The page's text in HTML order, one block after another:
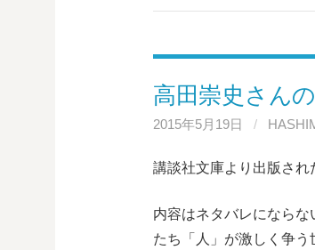
高田崇史さん
2015年5月19日 /
講談社文庫より出版さ
内容はネタバレになら
たち「人」が激しく争